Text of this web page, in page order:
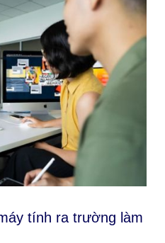
tính ra trường làm